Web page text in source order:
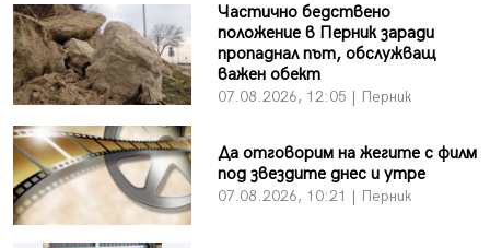
Частично бедствено
положение в Перник заради
пропаднал път, обслужващ
важен обект
07.08.2026, 12:05 | Перник
Да отговорим на жегите с филм
под звездите днес и утре
07.08.2026, 10:21 | Перник